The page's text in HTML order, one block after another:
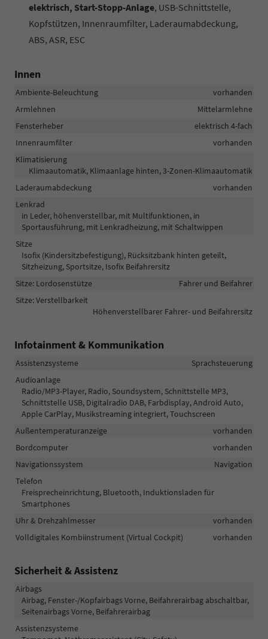
elektrisch, Start-Stopp-Anlage, USB-Schnittstelle,
Kopfstützen, Innenraumfilter, Laderaumabdeckung,
ABS, ASR, ESC
Innen
Ambiente-Beleuchtung
vorhanden
Armlehnen
Mittelarmlehne
Fensterheber
elektrisch 4-fach
Innenraumfilter
vorhanden
Klimatisierung
Klimaautomatik, Klimaanlage hinten, 3-Zonen-Klimaautomatik
Laderaumabdeckung
vorhanden
Lenkrad
in Leder, höhenverstellbar, mit Multifunktionen, in
Sportausführung, mit Lenkradheizung, mit Schaltwippen
Sitze
Isofix (Kindersitzbefestigung), Rücksitzbank hinten geteilt,
Sitzheizung, Sportsitze, Isofix Beifahrersitz
Sitze: Lordosenstütze
Fahrer und Beifahrer
Sitze: Verstellbarkeit
Höhenverstellbarer Fahrer- und Beifahrersitz
Infotainment & Kommunikation
Assistenzsysteme
Sprachsteuerung
Audioanlage
Radio/MP3-Player, Radio, Soundsystem, Schnittstelle MP3,
Schnittstelle USB, Digitalradio DAB, Farbdisplay, Android Auto,
Apple CarPlay, Musikstreaming integriert, Touchscreen
Außentemperaturanzeige
vorhanden
Bordcomputer
vorhanden
Navigationssystem
Navigation
Telefon
Freisprecheinrichtung, Bluetooth, Induktionsladen für
Smartphones
Uhr & Drehzahlmesser
vorhanden
Volldigitales Kombiinstrument (Virtual Cockpit)
vorhanden
Sicherheit & Assistenz
Airbags
Airbag, Fenster-/Kopfairbags Vorne, Beifahrerairbag abschaltbar,
Seitenairbags Vorne, Beifahrerairbag
Assistenzsysteme